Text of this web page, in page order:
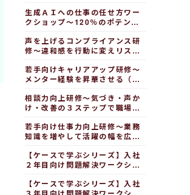
生成ＡＩへの仕事の任せ方ワー
クショップ～120％のポテンシ
声を上げるコンプライアンス研
修～違和感を行動に変えリスク
若手向けキャリアアップ研修～
メンター経験を昇華させる（半
相談力向上研修～気づき・声か
け・改善の３ステップで職場を
若手向け仕事力向上研修～業務
知識を増やして活躍の幅を広げ
【ケースで学ぶシリーズ】入社
２年目向け問題解決ワークショ
【ケースで学ぶシリーズ】入社